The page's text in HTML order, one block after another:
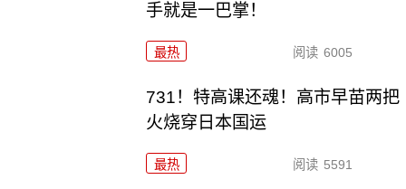
手就是一巴掌！
最热 阅读 6005
731！特高课还魂！高市早苗两把
火烧穿日本国运
最热 阅读 5591